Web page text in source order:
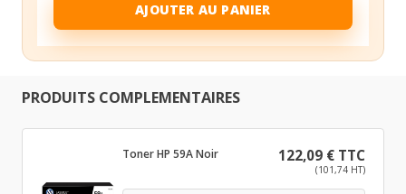
AJOUTER AU PANIER
PRODUITS COMPLEMENTAIRES
Toner HP 59A Noir 122,09 € TTC
(101,74 HT)